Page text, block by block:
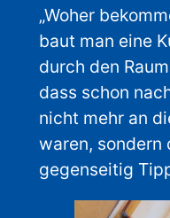
„Woher
baut man eine
durch den
dass schon
nicht mehr an
waren, sondern
gegenseitig